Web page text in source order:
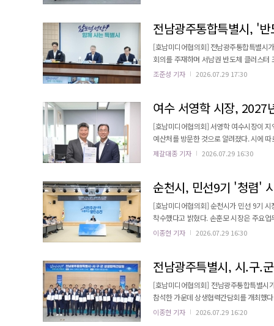
전남광주통합특별시, '
[호남미디어협의회] 전남광주통합특별시
회의를 주재하며 서남권 반도체 클러스터 조
장은 반도체 클러스터를 연구개발, 소재·
조준성 기자 2026.07.29 17:30
여수 서영학 시장, 2027
[호남미디어협의회] 서영학 여수시장이
예산처를 방문한 것으로 알려졌다. 시에
2027년도 국고지원 건의사업을 직접 설명하고, 정
제갈대종 기자 2026.07.29 16:30
순천시, 민선9기 '청렴'
[호남미디어협의회] 순천시가 민선 9기
착수했다고 밝혔다. 손훈모 시장은 주요업무 실행계획 보고회에서 청렴의 중요성을 강조하며, 시민 신뢰 확보를 위한
공직사회의 높은 책임감과 원칙 준수를 당부했다. 시는 법률 및 감사 분야 전문 인력 확충을 통해 전문
이종현 기자 2026.07.29 16:30
전남광주특별시, 시.구.
[호남미디어협의회] 전남광주통합특별시
참석한 가운데 상생협력간담회를 개최했
협력체계 구축에 초점을 맞췄다. 통합특별시 출범 이후 처음 열린 단체장 회의에서 상시 협력체계 구축과 지역 현안 공
이종현 기자 2026.07.29 16:20